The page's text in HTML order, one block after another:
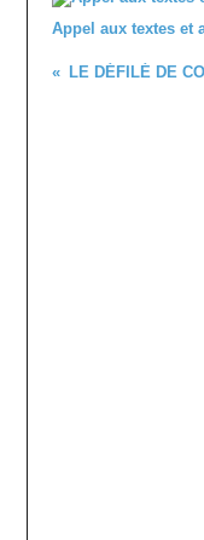
Appel aux textes et